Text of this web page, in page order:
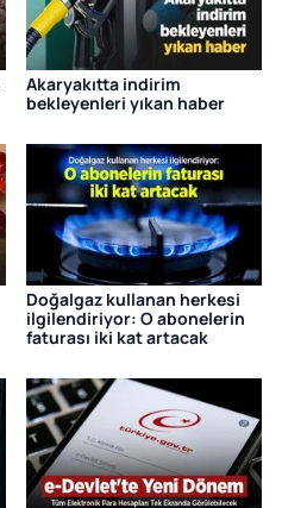
Akaryakıtta indirim
bekleyenleri yıkan haber
Doğalgaz kullanan herkesi
ilgilendiriyor: O abonelerin
faturası iki kat artacak